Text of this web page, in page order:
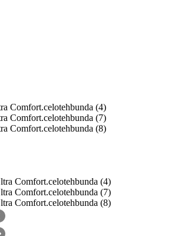
Comfort.celotehbunda (4)
Comfort.celotehbunda (7)
Comfort.celotehbunda (8)